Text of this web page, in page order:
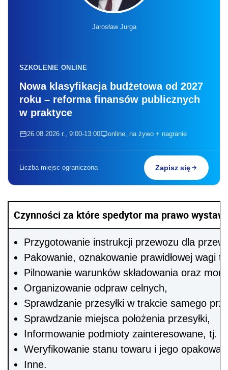
Jarosław Jurga
SZKOLENIE ONLINE
Nowa klasyfikacja budżetowa od 2027
roku – reforma finansów publicznych
w praktyce
26.08.2026 r., 9:00-13:00 online, na żywo + nagranie
Liczba miejsc ograniczona Zapisz się
Czynności za które spedytor ma prawo
Przygotowanie instrukcji przewozu dla
Pakowanie, oznakowanie prawidłowej wagi
Pilnowanie warunków składowania oraz
Organizowanie odpraw celnych,
Sprawdzanie przesyłki w trakcie samego
Sprawdzanie miejsca położenia przesyłki,
Informowanie podmioty zainteresowane, tj.
Weryfikowanie stanu towaru i jego
Inne.